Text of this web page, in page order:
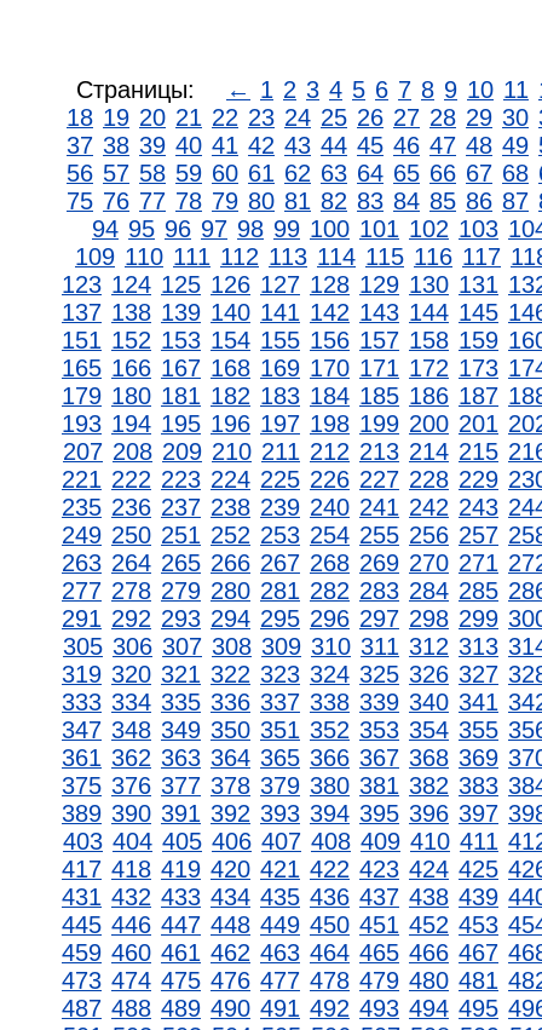
Страницы: ← 1 2 3 4 5 6 7 8 9 10 11
18 19 20 21 22 23 24 25 26 27 28 29 30
37 38 39 40 41 42 43 44 45 46 47 48 49
56 57 58 59 60 61 62 63 64 65 66 67 68
75 76 77 78 79 80 81 82 83 84 85 86 87
94 95 96 97 98 99 100 101 102 103
109 110 111 112 113 114 115 116 117
123 124 125 126 127 128 129 130 131
137 138 139 140 141 142 143 144 145
151 152 153 154 155 156 157 158 159
165 166 167 168 169 170 171 172 173
179 180 181 182 183 184 185 186 187
193 194 195 196 197 198 199 200 201
207 208 209 210 211 212 213 214 215
221 222 223 224 225 226 227 228 229
235 236 237 238 239 240 241 242 243
249 250 251 252 253 254 255 256 257
263 264 265 266 267 268 269 270 271
277 278 279 280 281 282 283 284 285
291 292 293 294 295 296 297 298 299
305 306 307 308 309 310 311 312 313
319 320 321 322 323 324 325 326 327
333 334 335 336 337 338 339 340 341
347 348 349 350 351 352 353 354 355
361 362 363 364 365 366 367 368 369
375 376 377 378 379 380 381 382 383
389 390 391 392 393 394 395 396 397
403 404 405 406 407 408 409 410 411
417 418 419 420 421 422 423 424 425
431 432 433 434 435 436 437 438 439
445 446 447 448 449 450 451 452 453
459 460 461 462 463 464 465 466 467
473 474 475 476 477 478 479 480 481
487 488 489 490 491 492 493 494 495